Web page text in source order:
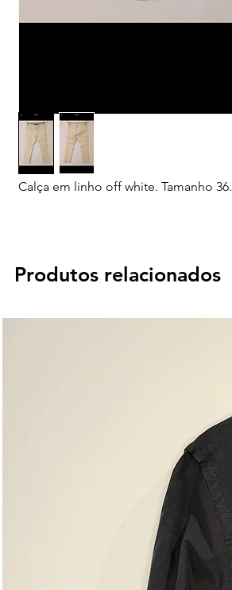
Calça em linho off white. Tamanho 36.
Produtos relacionados